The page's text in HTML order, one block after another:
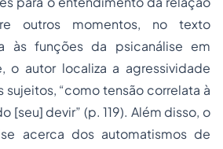
outros momentos, no texto
às funções da psicanálise em
o autor localiza a agressividade
sujeitos, “como tensão correlata à
[seu] devir” (p. 119). Além disso, o
acerca dos automatismos de